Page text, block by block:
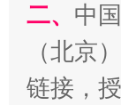
揭开
二、 中
（北京
链接，